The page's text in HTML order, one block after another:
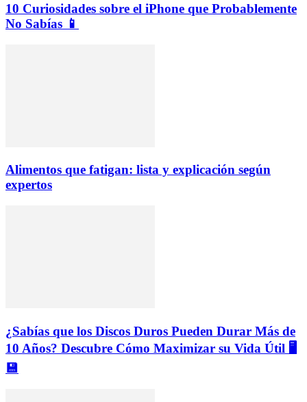
10 Curiosidades sobre el iPhone que Probablemente
No Sabías 📱
Alimentos que fatigan: lista y explicación según
expertos
¿Sabías que los Discos Duros Pueden Durar Más de
10 Años? Descubre Cómo Maximizar su Vida Útil 🖥️
💾